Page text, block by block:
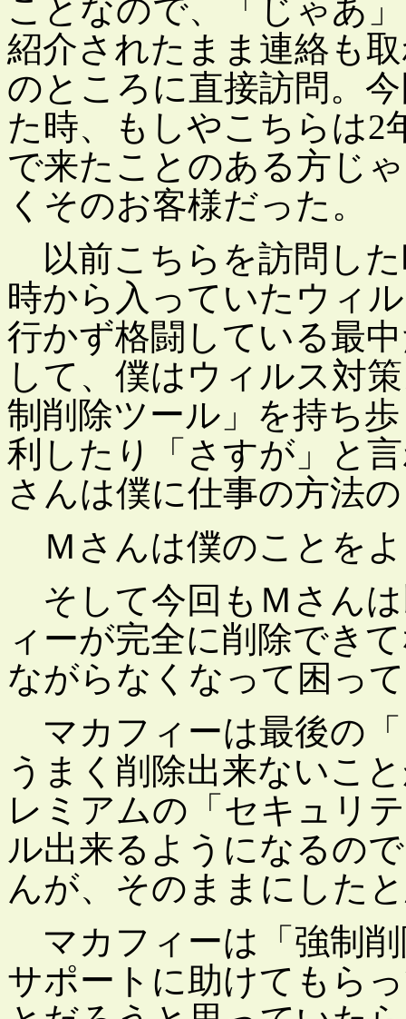
ことなので、「じゃあ
紹介されたまま連絡も
のところに直接訪問。
た時、もしやこちらは2
で来たことのある方じ
くそのお客様だった。
以前こちらを訪問し
時から入っていたウィ
行かず格闘している最
して、僕はウィルス対
制削除ツール」を持ち
利したり「さすが」と
さんは僕に仕事の方法
Ｍさんは僕のことを
そして今回もＭさん
ィーが完全に削除でき
ながらなくなって困っ
マカフィーは最後の
うまく削除出来ないこ
レミアムの「セキュリ
ル出来るようになるの
んが、そのままにした
マカフィーは「強制削
サポートに助けてもら